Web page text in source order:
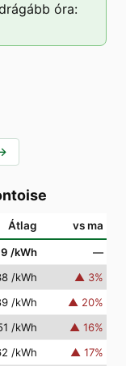
óra:
Átlag vs ma
/kWh
—
/kWh ▲ 3%
/kWh ▲ 20%
/kWh ▲ 16%
/kWh ▲ 17%